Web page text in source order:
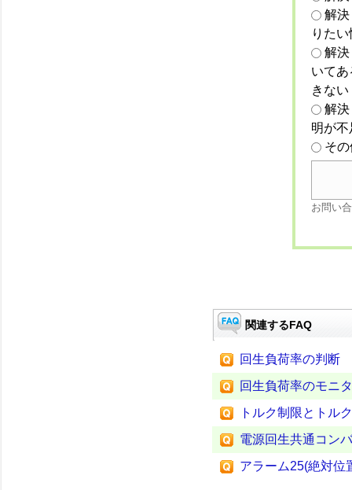
解
りた
解
いて
きない
解
明が
そ
お問い
関連するFAQ
回生負荷率の判断
回生負荷率のモニ
トルク制限とトル
電源回生共通コン
アラーム25(絶対位